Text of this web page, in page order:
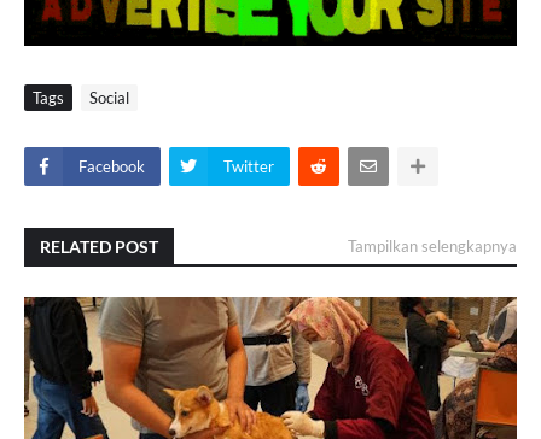
Tags Social
Facebook Twitter
RELATED POST Tampilkan selengkapnya